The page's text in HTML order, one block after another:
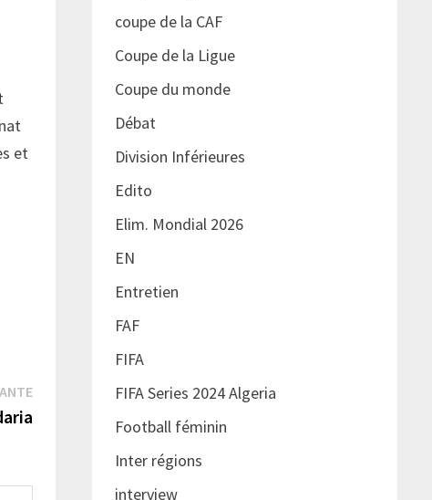
et
Publication
suivante :
coupe de la CAF
Coupe de la Ligue
Coupe du monde
Débat
Division Inférieures
Edito
Elim. Mondial 2026
EN
Entretien
FAF
FIFA
FIFA Series 2024 Algeria
Football féminin
Inter régions
interview